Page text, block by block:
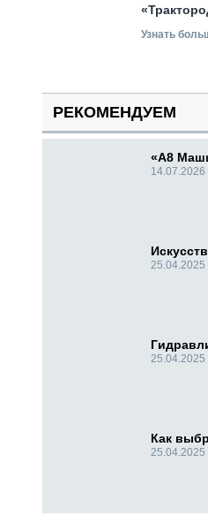
Узнать
РЕКОМЕНДУЕМ
«А8
14.07.2026
25.04.2025
25.04.2025
Как
25.04.2025